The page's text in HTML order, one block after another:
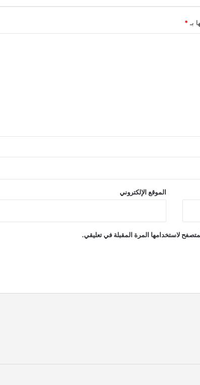
بـ *
الموقع الإلكتروني
لاستخدامها المرة المقبلة في تعليقي.